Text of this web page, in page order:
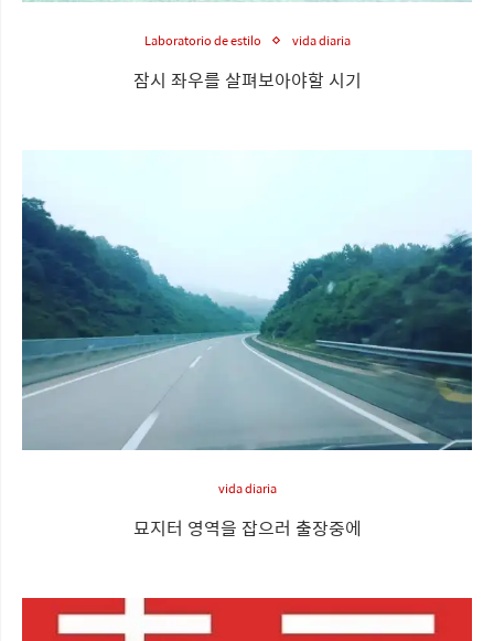
Laboratorio de estilo vida diaria
잠시 좌우를 살펴보아야할 시기
vida diaria
묘지터 영역을 잡으러 출장중에